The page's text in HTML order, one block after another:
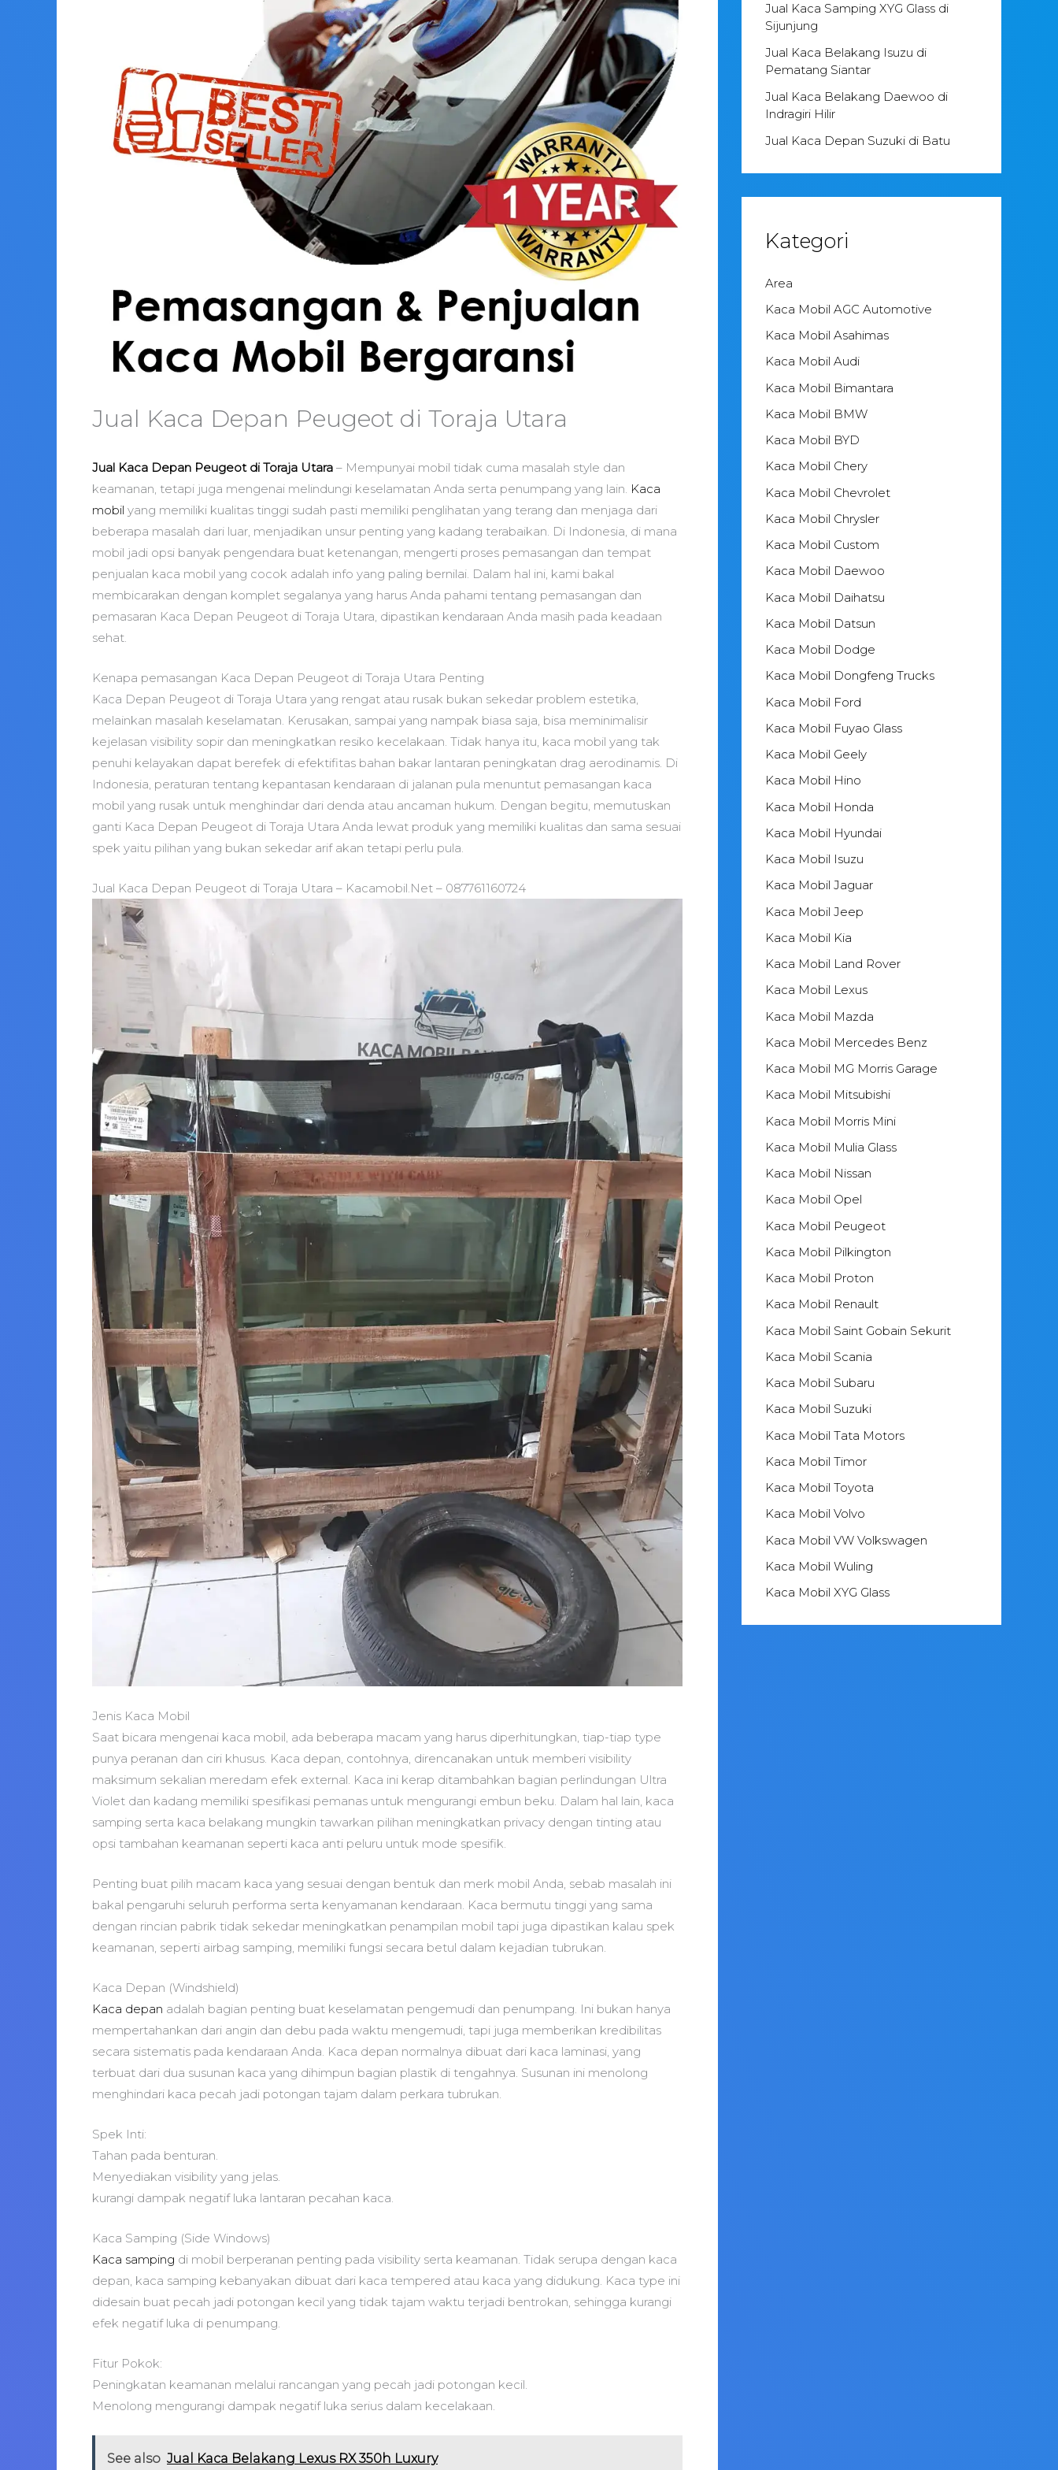
Jual Kaca Depan Peugeot di Toraja Utara
Jual Kaca Depan Peugeot di Toraja Utara – Mempunyai mobil tidak cuma masalah style dan
keamanan, tetapi juga mengenai melindungi keselamatan Anda serta penumpang yang lain. Kaca
mobil yang memiliki kualitas tinggi sudah pasti memiliki penglihatan yang terang dan menjaga dari
beberapa masalah dari luar, menjadikan unsur penting yang kadang terabaikan. Di Indonesia, di mana
mobil jadi opsi banyak pengendara buat ketenangan, mengerti proses pemasangan dan tempat
penjualan kaca mobil yang cocok adalah info yang paling bernilai. Dalam hal ini, kami bakal
membicarakan dengan komplet segalanya yang harus Anda pahami tentang pemasangan dan
pemasaran Kaca Depan Peugeot di Toraja Utara, dipastikan kendaraan Anda masih pada keadaan
sehat.
Kenapa pemasangan Kaca Depan Peugeot di Toraja Utara Penting
Kaca Depan Peugeot di Toraja Utara yang rengat atau rusak bukan sekedar problem estetika,
melainkan masalah keselamatan. Kerusakan, sampai yang nampak biasa saja, bisa meminimalisir
kejelasan visibility sopir dan meningkatkan resiko kecelakaan. Tidak hanya itu, kaca mobil yang tak
penuhi kelayakan dapat berefek di efektifitas bahan bakar lantaran peningkatan drag aerodinamis. Di
Indonesia, peraturan tentang kepantasan kendaraan di jalanan pula menuntut pemasangan kaca
mobil yang rusak untuk menghindar dari denda atau ancaman hukum. Dengan begitu, memutuskan
ganti Kaca Depan Peugeot di Toraja Utara Anda lewat produk yang memiliki kualitas dan sama sesuai
spek yaitu pilihan yang bukan sekedar arif akan tetapi perlu pula.
Jual Kaca Depan Peugeot di Toraja Utara – Kacamobil.Net – 087761160724
Jenis Kaca Mobil
Saat bicara mengenai kaca mobil, ada beberapa macam yang harus diperhitungkan, tiap-tiap type
punya peranan dan ciri khusus. Kaca depan, contohnya, direncanakan untuk memberi visibility
maksimum sekalian meredam efek external. Kaca ini kerap ditambahkan bagian perlindungan Ultra
Violet dan kadang memiliki spesifikasi pemanas untuk mengurangi embun beku. Dalam hal lain, kaca
samping serta kaca belakang mungkin tawarkan pilihan meningkatkan privacy dengan tinting atau
opsi tambahan keamanan seperti kaca anti peluru untuk mode spesifik.
Penting buat pilih macam kaca yang sesuai dengan bentuk dan merk mobil Anda, sebab masalah ini
bakal pengaruhi seluruh performa serta kenyamanan kendaraan. Kaca bermutu tinggi yang sama
dengan rincian pabrik tidak sekedar meningkatkan penampilan mobil tapi juga dipastikan kalau spek
keamanan, seperti airbag samping, memiliki fungsi secara betul dalam kejadian tubrukan.
Kaca Depan (Windshield)
Kaca depan adalah bagian penting buat keselamatan pengemudi dan penumpang. Ini bukan hanya
mempertahankan dari angin dan debu pada waktu mengemudi, tapi juga memberikan kredibilitas
secara sistematis pada kendaraan Anda. Kaca depan normalnya dibuat dari kaca laminasi, yang
terbuat dari dua susunan kaca yang dihimpun bagian plastik di tengahnya. Susunan ini menolong
menghindari kaca pecah jadi potongan tajam dalam perkara tubrukan.
Spek Inti:
Tahan pada benturan.
Menyediakan visibility yang jelas.
kurangi dampak negatif luka lantaran pecahan kaca.
Kaca Samping (Side Windows)
Kaca samping di mobil berperanan penting pada visibility serta keamanan. Tidak serupa dengan kaca
depan, kaca samping kebanyakan dibuat dari kaca tempered atau kaca yang didukung. Kaca type ini
didesain buat pecah jadi potongan kecil yang tidak tajam waktu terjadi bentrokan, sehingga kurangi
efek negatif luka di penumpang.
Fitur Pokok:
Peningkatan keamanan melalui rancangan yang pecah jadi potongan kecil.
Menolong mengurangi dampak negatif luka serius dalam kecelakaan.
See also Jual Kaca Belakang Lexus RX 350h Luxury
Jual Kaca Samping XYG Glass di
Sijunjung
Jual Kaca Belakang Isuzu di
Pematang Siantar
Jual Kaca Belakang Daewoo di
Indragiri Hilir
Jual Kaca Depan Suzuki di Batu
Kategori
Area
Kaca Mobil AGC Automotive
Kaca Mobil Asahimas
Kaca Mobil Audi
Kaca Mobil Bimantara
Kaca Mobil BMW
Kaca Mobil BYD
Kaca Mobil Chery
Kaca Mobil Chevrolet
Kaca Mobil Chrysler
Kaca Mobil Custom
Kaca Mobil Daewoo
Kaca Mobil Daihatsu
Kaca Mobil Datsun
Kaca Mobil Dodge
Kaca Mobil Dongfeng Trucks
Kaca Mobil Ford
Kaca Mobil Fuyao Glass
Kaca Mobil Geely
Kaca Mobil Hino
Kaca Mobil Honda
Kaca Mobil Hyundai
Kaca Mobil Isuzu
Kaca Mobil Jaguar
Kaca Mobil Jeep
Kaca Mobil Kia
Kaca Mobil Land Rover
Kaca Mobil Lexus
Kaca Mobil Mazda
Kaca Mobil Mercedes Benz
Kaca Mobil MG Morris Garage
Kaca Mobil Mitsubishi
Kaca Mobil Morris Mini
Kaca Mobil Mulia Glass
Kaca Mobil Nissan
Kaca Mobil Opel
Kaca Mobil Peugeot
Kaca Mobil Pilkington
Kaca Mobil Proton
Kaca Mobil Renault
Kaca Mobil Saint Gobain Sekurit
Kaca Mobil Scania
Kaca Mobil Subaru
Kaca Mobil Suzuki
Kaca Mobil Tata Motors
Kaca Mobil Timor
Kaca Mobil Toyota
Kaca Mobil Volvo
Kaca Mobil VW Volkswagen
Kaca Mobil Wuling
Kaca Mobil XYG Glass